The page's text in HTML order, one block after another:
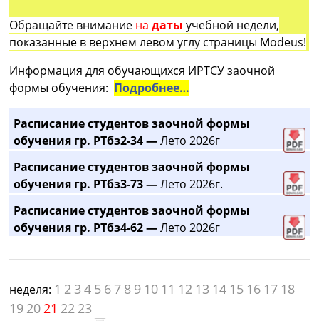
Обращайте внимание на датыучебной недели,
показанные в верхнем левом углу страницы Modeus!
Информация для обучающихся ИРТСУ заочной
формы обучения: Подробнее…
Расписание студентов заочной формы
обучения гр. РТбз2-34 —Лето 2026г
Расписание студентов заочной формы
обучения гр. РТбз3-73 —Лето 2026г.
Расписание студентов заочной формы
обучения гр. РТбз4-62 —Лето 2026г
неделя: 1 2 3 4 5 6 7 8 9 10 11 12 13 14 15 16 17 18
19 2021 22 23